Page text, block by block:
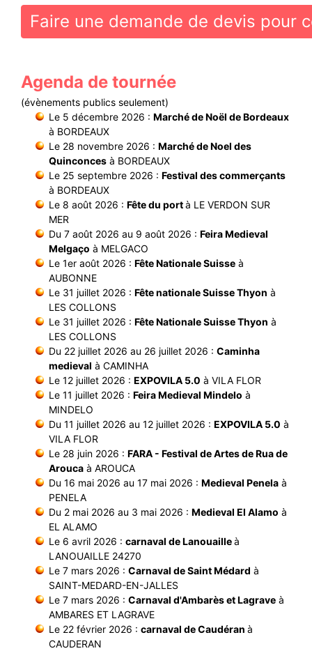
Faire une demande de devis pour
Agenda de tournée
(évènements publics seulement)
Le 5 décembre 2026 : Marché de Noël de Bordeaux
à BORDEAUX
Le 28 novembre 2026 : Marché de Noel des
Quinconces à BORDEAUX
Le 25 septembre 2026 : Festival des commerçants
à BORDEAUX
Le 8 août 2026 : Fête du portà LE VERDON SUR
MER
Du 7 août 2026 au 9 août 2026 : Feira Medieval
Melgaço à MELGACO
Le 1er août 2026 : Fête Nationale Suisse à
AUBONNE
Le 31 juillet 2026 : Fête nationale Suisse Thyon à
LES COLLONS
Le 31 juillet 2026 : Fête Nationale Suisse Thyon à
LES COLLONS
Du 22 juillet 2026 au 26 juillet 2026 : Caminha
medieval à CAMINHA
Le 12 juillet 2026 : EXPOVILA 5.0 à VILA FLOR
Le 11 juillet 2026 : Feira Medieval Mindelo à
MINDELO
Du 11 juillet 2026 au 12 juillet 2026 : EXPOVILA 5.0 à
VILA FLOR
Le 28 juin 2026 : FARA - Festival de Artes de Rua de
Arouca à AROUCA
Du 16 mai 2026 au 17 mai 2026 : Medieval Penela à
PENELA
Du 2 mai 2026 au 3 mai 2026 : Medieval El Alamo à
EL ALAMO
Le 6 avril 2026 : carnaval de Lanouailleà
LANOUAILLE 24270
Le 7 mars 2026 : Carnaval de Saint Médard à
SAINT-MEDARD-EN-JALLES
Le 7 mars 2026 : Carnaval d'Ambarès et Lagrave à
AMBARES ET LAGRAVE
Le 22 février 2026 : carnaval de Caudéran à
CAUDERAN